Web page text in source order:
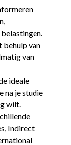
behulp van
van
ideale
na je studie
wilt.
Indirect